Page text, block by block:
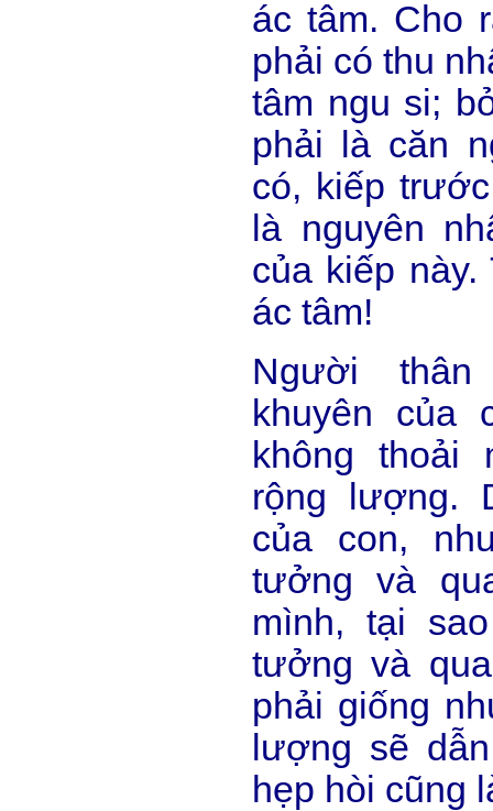
ác tâm. Cho
phải có thu
tâm ngu si;
phải là căn
có, kiếp
là nguyên
của kiếp
ác tâm!
Người
khuyên của
không thoải
rộng lượng.
của con,
tưởng và
mình, tại
tưởng và
phải giống
lượng sẽ
hẹp hòi cũng